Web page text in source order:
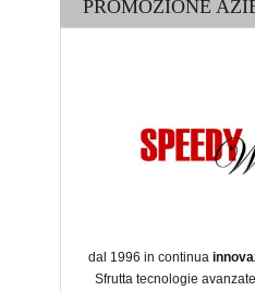
PROMOZIONE
dal 1996 in continua
Sfrutta tecnologie